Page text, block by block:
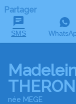
Partager
SMS
née MEGE